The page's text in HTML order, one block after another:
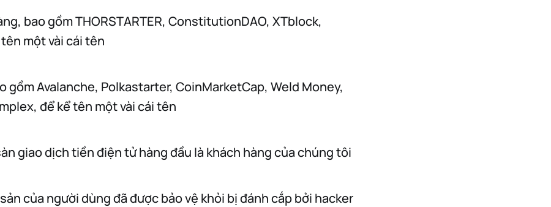
bao gồm THORSTARTER, ConstitutionDAO, XTblock,
một vài cái tên
gồm Avalanche, Polkastarter, CoinMarketCap, Weld Money,
để kể tên một vài cái tên
giao dịch tiền điện tử hàng đầu là khách hàng của chúng tôi
của người dùng đã được bảo vệ khỏi bị đánh cắp bởi hacker